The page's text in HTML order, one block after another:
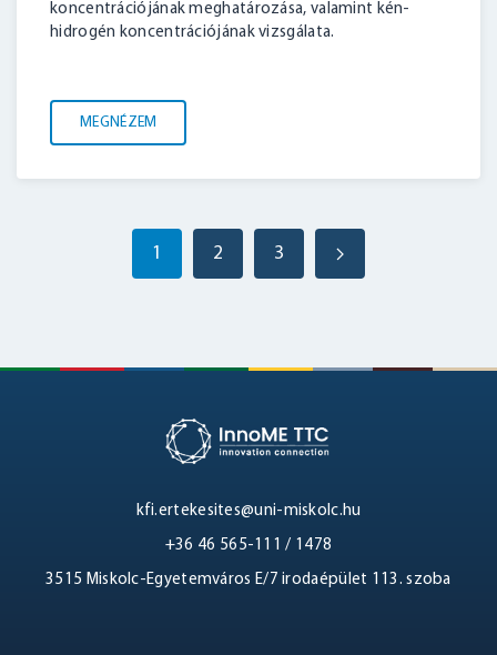
koncentrációjának meghatározása, valamint kén-
hidrogén koncentrációjának vizsgálata.
MEGNÉZEM
1 2 3
kfi.ertekesites@uni-miskolc.hu
+36 46 565-111 / 1478
3515 Miskolc-Egyetemváros E/7 irodaépület 113. szoba